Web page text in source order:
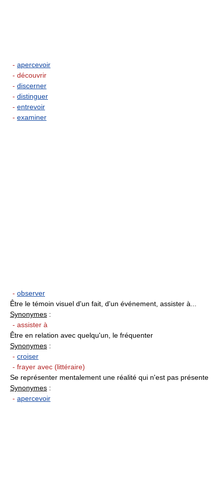
- apercevoir
- découvrir
- discerner
- distinguer
- entrevoir
- examiner
- observer
Être le témoin visuel d'un fait, d'un événement, assister à...
Synonymes :
- assister à
Être en relation avec quelqu'un, le fréquenter
Synonymes :
- croiser
- frayer avec (littéraire)
Se représenter mentalement une réalité qui n'est pas présente
Synonymes :
- apercevoir